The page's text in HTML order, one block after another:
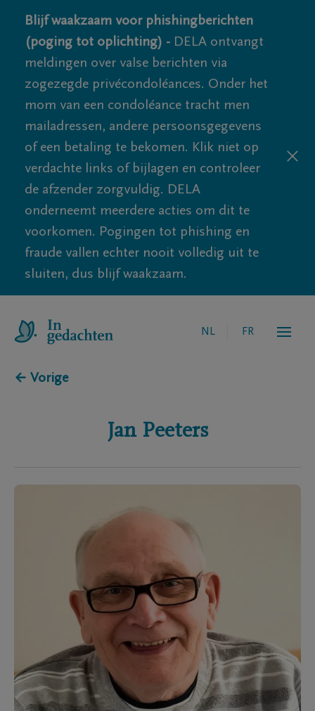
Blijf waakzaam voor phishingberichten
(poging tot oplichting) - DELA ontvangt
meldingen over valse berichten via
zogezegde privécondoléances. Onder het
mom van een condoléance tracht men
mailadressen, andere persoonsgegevens
of een betaling te bekomen. Klik niet op
verdachte links of bijlagen en controleer
de afzender zorgvuldig. DELA
onderneemt meerdere acties om dit te
voorkomen. Pogingen tot phishing en
fraude vallen echter nooit volledig uit te
sluiten, dus blijf waakzaam.
NL FR
← Vorige
Jan Peeters